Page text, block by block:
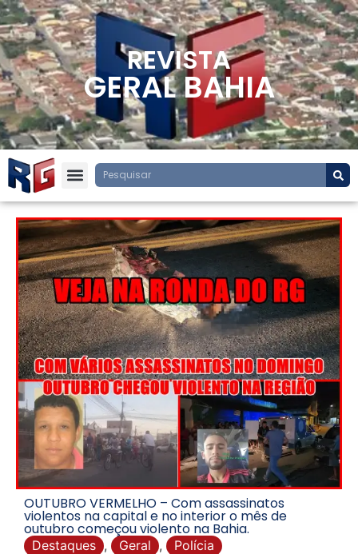
REVISTA
GERAL BAHIA
OUTUBRO VERMELHO – Com assassinatos
violentos na capital e no interior o mês de
outubro começou violento na Bahia.
Destaques , Geral , Polícia